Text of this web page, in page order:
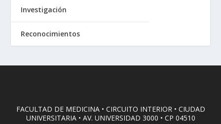
Investigación
Reconocimientos
FACULTAD DE MEDICINA • CIRCUITO INTERIOR • CIUDAD
UNIVERSITARIA • AV. UNIVERSIDAD 3000 • CP 04510